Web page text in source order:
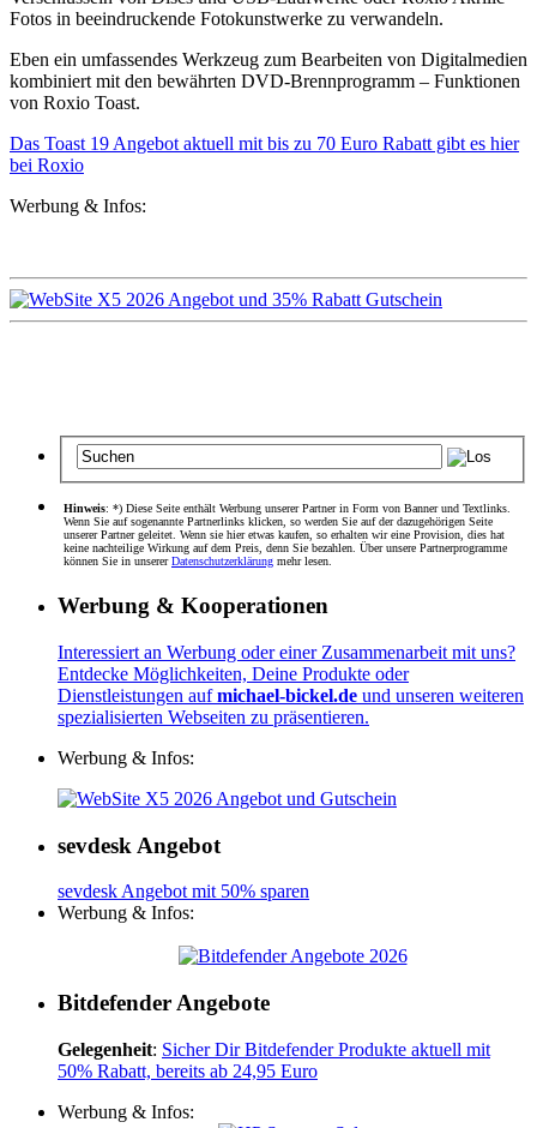
Fotos in beeindruckende Fotokunstwerke zu verwandeln.
Eben ein umfassendes Werkzeug zum Bearbeiten von Digitalmedien
kombiniert mit den bewährten DVD-Brennprogramm – Funktionen
von Roxio Toast.
Das Toast 19 Angebot aktuell mit bis zu 70 Euro Rabatt gibt es hier
bei Roxio
Werbung & Infos:
Hinweis: *) Diese Seite enthält Werbung unserer Partner in Form von Banner und Textlinks.
Wenn Sie auf sogenannte Partnerlinks klicken, so werden Sie auf der dazugehörigen Seite
unserer Partner geleitet. Wenn sie hier etwas kaufen, so erhalten wir eine Provision, dies hat
keine nachteilige Wirkung auf dem Preis, denn Sie bezahlen. Über unsere Partnerprogramme
können Sie in unsererDatenschutzerklärung mehr lesen.
Werbung & Kooperationen
Interessiert an Werbung oder einer Zusammenarbeit mit uns?
Entdecke Möglichkeiten, Deine Produkte oder
Dienstleistungen aufmichael-bickel.de und unseren weiteren
spezialisierten Webseiten zu präsentieren.
Werbung & Infos:
sevdesk Angebot
sevdesk Angebot mit 50% sparen
Werbung & Infos:
Bitdefender Angebote
Gelegenheit: Sicher Dir Bitdefender Produkte aktuell mit
50% Rabatt, bereits ab 24,95 Euro
Werbung & Infos: